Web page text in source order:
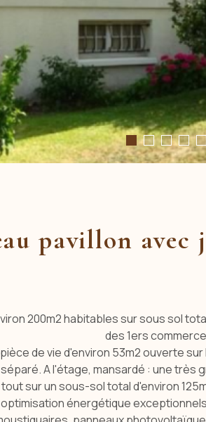
pavillon
200m2 habitables sur sous sol
des 1ers
de vie d'environ 53m2 ouverte
A l'étage, mansardé : une très
sur un sous-sol total d'environ
énergétique